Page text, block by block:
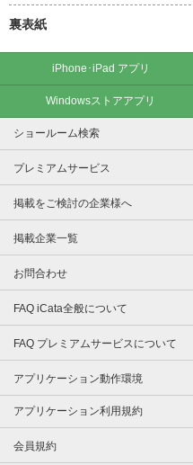
裏表紙
iPhone･iPad アプリ
Windowsストアアプリ
ショールーム検索
プレミアムサービス
掲載をご検討の企業様へ
掲載企業一覧
お問合わせ
FAQ iCata全般について
FAQ プレミアムサービスについて
アプリケーション動作環境
アプリケーション利用規約
会員規約